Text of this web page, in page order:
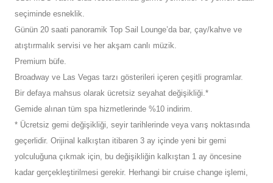
seçiminde esneklik.
Günün 20 saati panoramik Top Sail Lounge’da bar, çay/kahve ve
atıştırmalık servisi ve her akşam canlı müzik.
Premium büfe.
Broadway ve Las Vegas tarzı gösterileri içeren çeşitli programlar.
Bir defaya mahsus olarak ücretsiz seyahat değişikliği.*
Gemide alınan tüm spa hizmetlerinde %10 indirim.
* Ücretsiz gemi değişikliği, seyir tarihlerinde veya varış noktasında
geçerlidir. Orijinal kalkıştan itibaren 3 ay içinde yeni bir gemi
yolculuğuna çıkmak için, bu değişikliğin kalkıştan 1 ay öncesine
kadar gerçekleştirilmesi gerekir. Herhangi bir cruise change işlemi,